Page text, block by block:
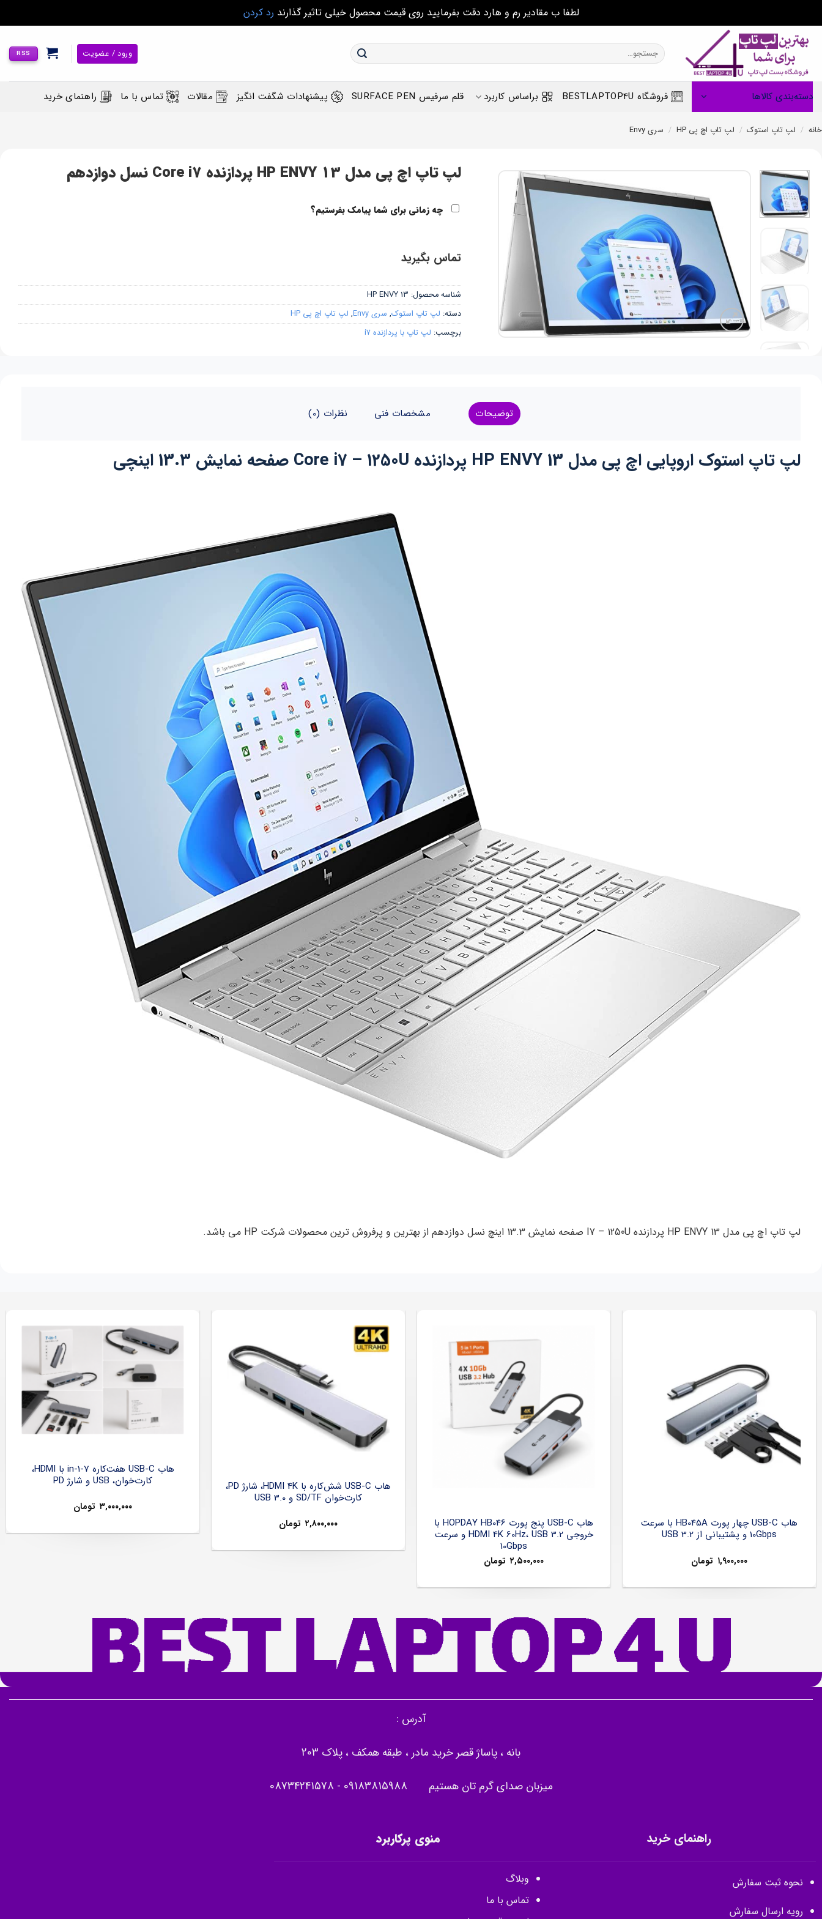
لطفا ب مقادیر رم و هارد دقت بفرمایید روی قیمت محصول خیلی تاثیر گذارند رد کردن
content
جستجو
برای:
ورود / عضویت RSS
دسته‌بندی کالاها فروشگاه BESTLAPTOP4U براساس کاربرد قلم سرفیس SURFACE PEN پیشنهادات شگفت انگیز مقالات تماس با ما راهنمای خرید
خانه / لپ تاپ استوک / لپ تاپ اچ پی HP / سری Envy
لپ تاپ اچ پی مدل HP ENVY 13 پردازنده Core i7 نسل دوازدهم
چه زمانی برای شما پیامک بفرستیم؟
تماس بگیرید
شناسه محصول: HP ENVY 13
دسته: لپ تاپ استوک, سری Envy , لپ تاپ اچ پی HP
برچسب: لپ تاپ با پردازنده i7
توضیحات مشخصات فنی نظرات (0)
لپ تاپ استوک اروپایی اچ پی مدل HP ENVY 13 پردازنده Core i7 – 1250U صفحه نمایش 13.3 اینچی
لپ تاپ اچ پی مدل HP ENVY 13 پردازنده I7 – 1250U صفحه نمایش 13.3 اینچ نسل دوازدهم از بهترین و پرفروش ترین محصولات شرکت HP می باشد.
هاب USB-C چهار پورت HB045A با سرعت
10Gbps و پشتیبانی از USB 3.2
۱,۹۰۰,۰۰۰ تومان
هاب USB-C پنج پورت HOPDAY HB046 با
خروجی HDMI 4K 60Hz، USB 3.2 و سرعت
10Gbps
۲,۵۰۰,۰۰۰ تومان
هاب USB-C شش‌کاره با HDMI 4K، شارژ PD،
کارت‌خوان SD/TF و USB 3.0
۲,۸۰۰,۰۰۰ تومان
هاب USB-C هفت‌کاره 7-in-1 با HDMI،
کارت‌خوان، USB و شارژ PD
۳,۰۰۰,۰۰۰ تومان
آدرس :
بانه ، پاساژ قصر خرید مادر ، طبقه همکف ، پلاک 203
میزبان صدای گرم تان هستیم 09183815988
-
08734241578
راهنمای خرید
نحوه ثبت سفارش
رویه ارسال سفارش
منوی پرکاربرد
وبلاگ
تماس با ما